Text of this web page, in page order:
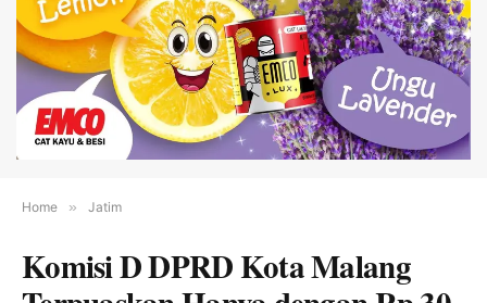
Home » Jatim
Komisi D DPRD Kota Malang